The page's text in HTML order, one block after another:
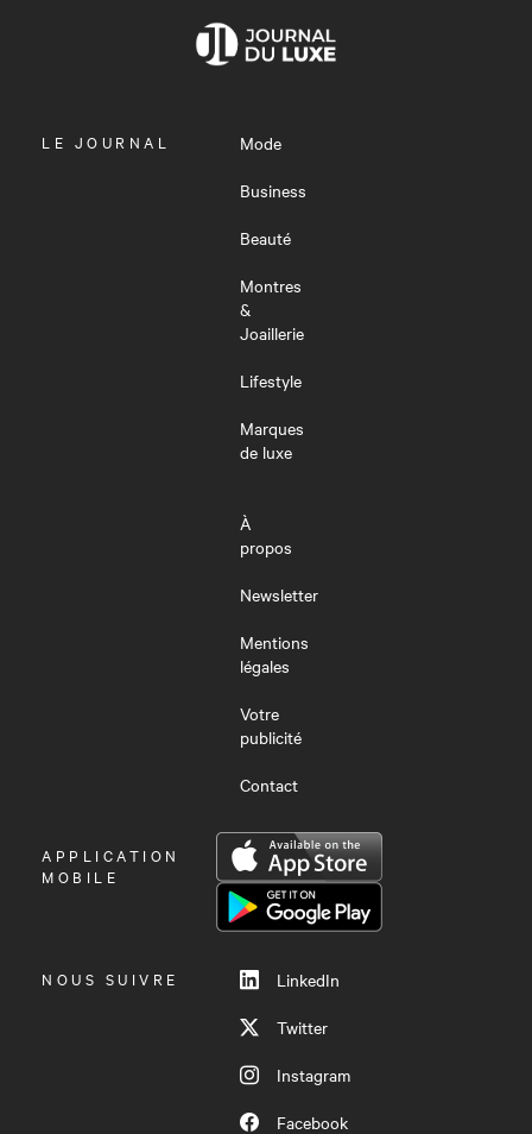
OUVRIR
LE JOURNAL
Mode
Business
Beauté
Montres
&
Joaillerie
Lifestyle
Marques
de luxe
À
propos
Newsletter
Mentions
légales
Votre
publicité
Contact
OUVRIR
LE
APPLICATION
MOBILE
NOUS SUIVRE
LinkedIn
Twitter
Instagram
Facebook